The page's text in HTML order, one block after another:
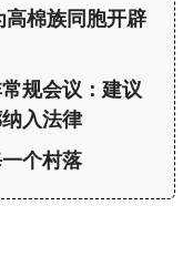
棉族同胞开辟
规会议：建议
入法律
个村落